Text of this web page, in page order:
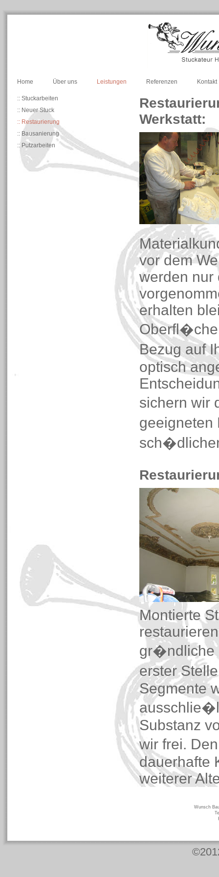
Home Über uns Leistungen Referenzen Kontakt
:: Stuckarbeiten
:: Neuer Stuck
:: Restaurierung
:: Bausanierung
:: Putzarbeiten
Werkstatt:
vor dem
werden nur
erhalten
Bezug auf
optisch
sichern wir
Montierte
gr�ndliche
erster
Segmente
Substanz
wir frei.
dauerhafte
weiterer
Wunsch